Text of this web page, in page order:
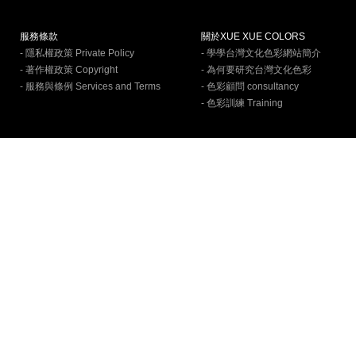
服務條款
- 隱私權政策 Private Policy
- 著作權政策 Copyright
- 服務與條例 Services and Terms
關於XUE XUE COLORS
- 學學台灣文化色彩網站簡介
- 為何要研究台灣文化色彩
- 色彩顧問 consultancy
- 色彩訓練 Training